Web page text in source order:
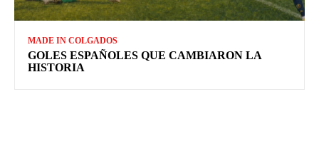
MADE IN COLGADOS
GOLES ESPAÑOLES QUE CAMBIARON LA
HISTORIA